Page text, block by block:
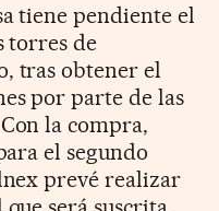
tiene pendiente el
torres de
tras obtener el
por parte de las
la compra,
el segundo
prevé realizar